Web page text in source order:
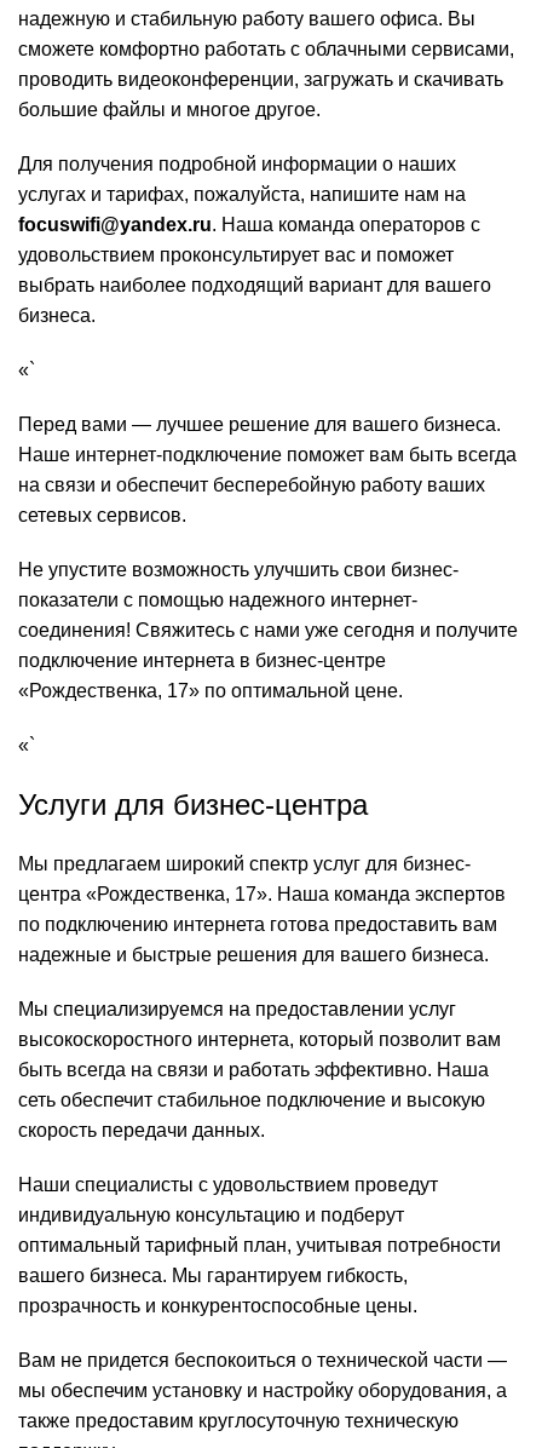
надежную и стабильную работу вашего офиса. Вы
сможете комфортно работать с облачными сервисами,
проводить видеоконференции, загружать и скачивать
большие файлы и многое другое.
Для получения подробной информации о наших
услугах и тарифах, пожалуйста, напишите нам на
focuswifi@yandex.ru. Наша команда операторов с
удовольствием проконсультирует вас и поможет
выбрать наиболее подходящий вариант для вашего
бизнеса.
«`
Перед вами — лучшее решение для вашего бизнеса.
Наше интернет-подключение поможет вам быть всегда
на связи и обеспечит бесперебойную работу ваших
сетевых сервисов.
Не упустите возможность улучшить свои бизнес-
показатели с помощью надежного интернет-
соединения! Свяжитесь с нами уже сегодня и получите
подключение интернета в бизнес-центре
«Рождественка, 17» по оптимальной цене.
«`
Услуги для бизнес-центра
Мы предлагаем широкий спектр услуг для бизнес-
центра «Рождественка, 17». Наша команда экспертов
по подключению интернета готова предоставить вам
надежные и быстрые решения для вашего бизнеса.
Мы специализируемся на предоставлении услуг
высокоскоростного интернета, который позволит вам
быть всегда на связи и работать эффективно. Наша
сеть обеспечит стабильное подключение и высокую
скорость передачи данных.
Наши специалисты с удовольствием проведут
индивидуальную консультацию и подберут
оптимальный тарифный план, учитывая потребности
вашего бизнеса. Мы гарантируем гибкость,
прозрачность и конкурентоспособные цены.
Вам не придется беспокоиться о технической части —
мы обеспечим установку и настройку оборудования, а
также предоставим круглосуточную техническую